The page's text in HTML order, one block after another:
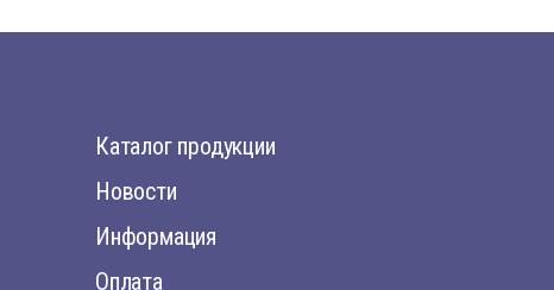
Каталог продукции
Новости
Информация
Оплата